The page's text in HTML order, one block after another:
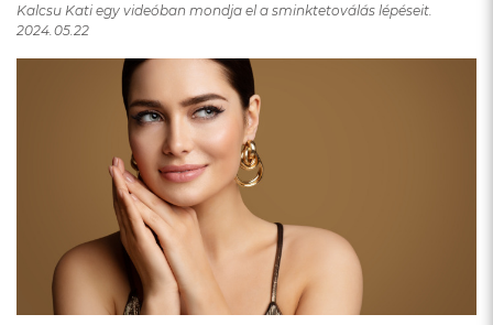
Kalcsu Kati egy videóban mondja el a sminktetoválás lépéseit.
2024.05.22